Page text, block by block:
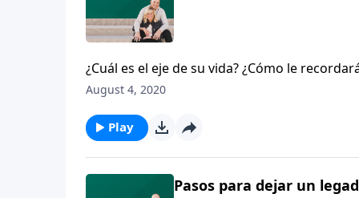
¿Cuál es el eje de su vida? ¿Cómo le
habla sobre los componentes de un legado
diferencia para la eternidad, entonces
pregunta en su propio corazón.
August 4, 2020
Play
Pasos para dejar un